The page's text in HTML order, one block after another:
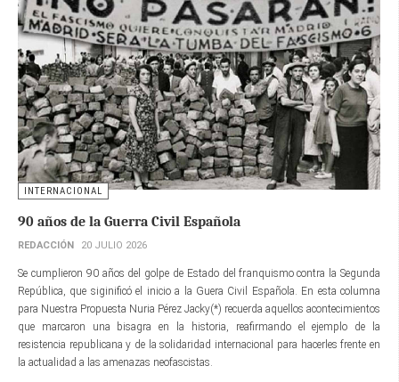
INTERNACIONAL
90 años de la Guerra Civil Española
REDACCIÓN 20 JULIO 2026
Se cumplieron 90 años del golpe de Estado del franquismo contra la Segunda
República, que siginificó el inicio a la Guera Civil Española. En esta columna
para Nuestra Propuesta Nuria Pérez Jacky(*) recuerda aquellos acontecimientos
que marcaron una bisagra en la historia, reafirmando el ejemplo de la
resistencia republicana y de la solidaridad internacional para hacerles frente en
la actualidad a las amenazas neofascistas.